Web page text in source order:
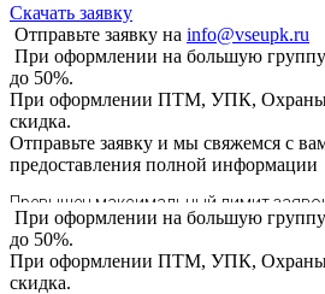
Скачать заявку
Отправьте заявку на info@vseupk.ru
При оформлении на большую группу
до 50%.
При оформлении ПТМ, УПК, Охраны
скидка.
Отправьте заявку и мы свяжемся с
предоставления полной информации
При оформлении на большую группу
до 50%.
При оформлении ПТМ, УПК, Охраны
скидка.